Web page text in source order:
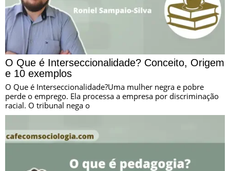
O Que é Interseccionalidade? Conceito, Origem
e 10 exemplos
O Que é Interseccionalidade?Uma mulher negra e pobre
perde o emprego. Ela processa a empresa por discriminação
racial. O tribunal nega o